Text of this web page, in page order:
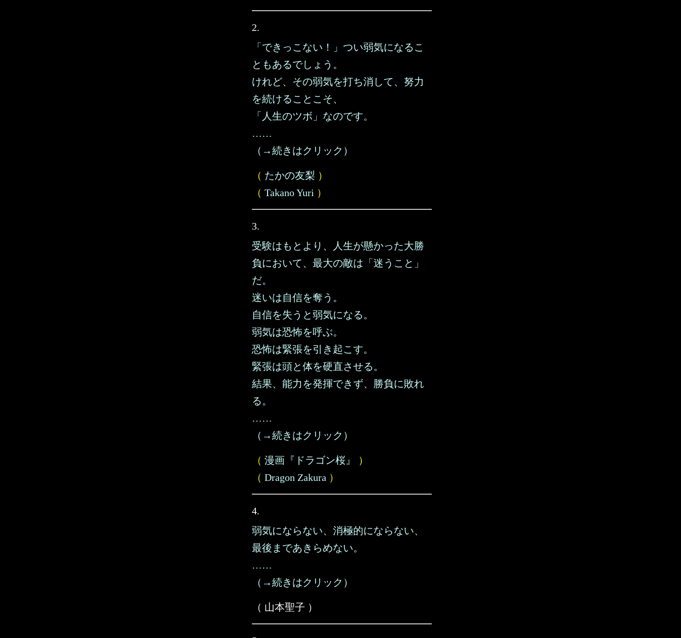
2.
「できっこない！」つい弱気になるこ
ともあるでしょう。
けれど、その弱気を打ち消して、努力
を続けることこそ、
「人生のツボ」なのです。
……
（→続きはクリック）
（ たかの友梨 ）
（ Takano Yuri ）
3.
受験はもとより、人生が懸かった大勝
負において、最大の敵は「迷うこと」
だ。
迷いは自信を奪う。
自信を失うと弱気になる。
弱気は恐怖を呼ぶ。
恐怖は緊張を引き起こす。
緊張は頭と体を硬直させる。
結果、能力を発揮できず、勝負に敗れ
る。
……
（→続きはクリック）
（ 漫画『ドラゴン桜』
）
（ Dragon Zakura ）
4.
弱気にならない、消極的にならない、
最後まであきらめない。
……
（→続きはクリック）
（ 山本聖子 ）